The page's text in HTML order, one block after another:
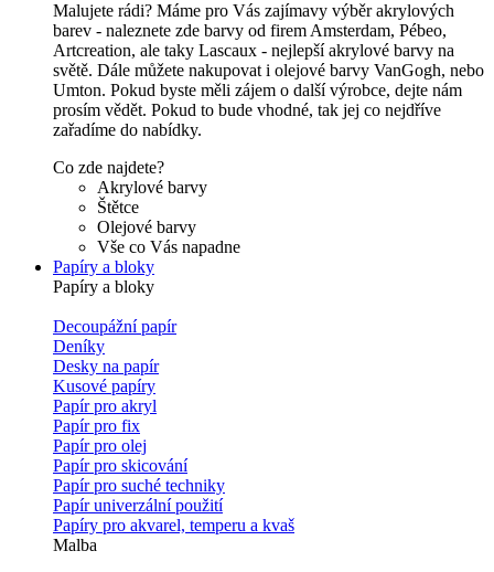
Malujete rádi? Máme pro Vás zajímavy výběr akrylových
barev - naleznete zde barvy od firem Amsterdam, Pébeo,
Artcreation, ale taky Lascaux - nejlepší akrylové barvy na
světě. Dále můžete nakupovat i olejové barvy VanGogh, nebo
Umton. Pokud byste měli zájem o další výrobce, dejte nám
prosím vědět. Pokud to bude vhodné, tak jej co nejdříve
zařadíme do nabídky.
Co zde najdete?
Akrylové barvy
Štětce
Olejové barvy
Vše co Vás napadne
Papíry a bloky
Papíry a bloky
Decoupážní papír
Deníky
Desky na papír
Kusové papíry
Papír pro akryl
Papír pro fix
Papír pro olej
Papír pro skicování
Papír pro suché techniky
Papír univerzální použití
Papíry pro akvarel, temperu a kvaš
Malba